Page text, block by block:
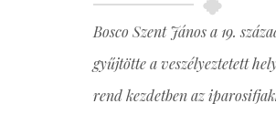
Bosco Szent János a 19.
gyűjtötte a veszélyeztetett
rend kezdetben az